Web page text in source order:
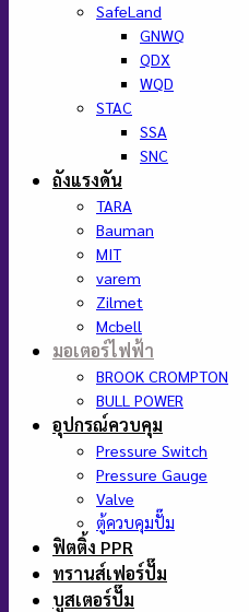
SafeLand
GNWQ
QDX
WQD
STAC
SSA
SNC
ถังแรงดัน
TARA
Bauman
MIT
varem
Zilmet
Mcbell
มอเตอร์ไฟฟ้า
BROOK CROMPTON
BULL POWER
อุปกรณ์ควบคุม
Pressure Switch
Pressure Gauge
Valve
ตู้ควบคุมปั๊ม
ฟิตติ้ง PPR
ทรานส์เฟอร์ปั๊ม
บูสเตอร์ปั๊ม